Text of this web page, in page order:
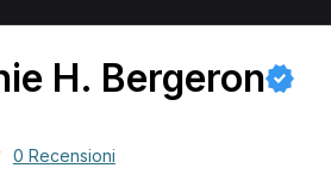
H. Bergeron
0 Recensioni